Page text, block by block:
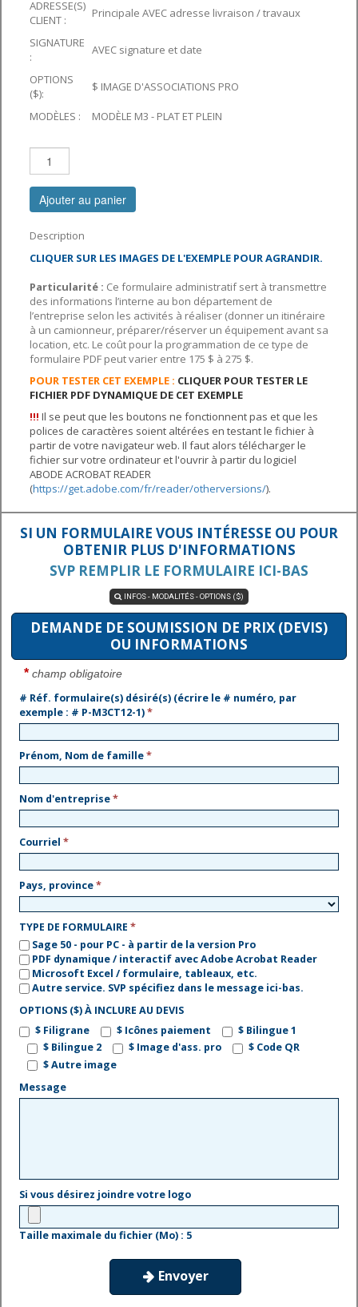
ADRESSE(S)
CLIENT :
Principale AVEC adresse livraison / travaux
SIGNATURE
:
AVEC signature et date
OPTIONS
($):
$ IMAGE D'ASSOCIATIONS PRO
MODÈLES : MODÈLE M3 - PLAT ET PLEIN
Ajouter au panier
Description
CLIQUER SUR LES IMAGES DE L'EXEMPLE POUR AGRANDIR.
Particularité : Ce formulaire administratif sert à transmettre
des informations l’interne au bon département de
l’entreprise selon les activités à réaliser (donner un itinéraire
à un camionneur, préparer/réserver un équipement avant sa
location, etc. Le coût pour la programmation de ce type de
formulaire PDF peut varier entre 175 $ à 275 $.
POUR TESTER CET EXEMPLE : CLIQUER POUR TESTER LE
FICHIER PDF DYNAMIQUE DE CET EXEMPLE
!!! Il se peut que les boutons ne fonctionnent pas et que les
polices de caractères soient altérées en testant le fichier à
partir de votre navigateur web. Il faut alors télécharger le
fichier sur votre ordinateur et l'ouvrir à partir du logiciel
ABODE ACROBAT READER
(https://get.adobe.com/fr/reader/otherversions/).
SI UN FORMULAIRE VOUS INTÉRESSE OU POUR
OBTENIR PLUS D'INFORMATIONS
SVP REMPLIR LE FORMULAIRE ICI-BAS
 INFOS - MODALITÉS - OPTIONS ($)
DEMANDE DE SOUMISSION DE PRIX (DEVIS)
OU INFORMATIONS
* champ obligatoire
# Réf. formulaire(s) désiré(s) (écrire le # numéro, par
exemple : # P-M3CT12-1)*
Prénom, Nom de famille*
Nom d'entreprise*
Courriel *
Pays, province*
TYPE DE FORMULAIRE *
Sage 50 - pour PC - à partir de la version Pro
PDF dynamique / interactif avec Adobe Acrobat Reader
Microsoft Excel / formulaire, tableaux, etc.
Autre service. SVP spécifiez dans le message ici-bas.
OPTIONS ($) À INCLURE AU DEVIS
$ Filigrane
$ Icônes paiement
$ Bilingue 1
$ Bilingue 2
$ Image d'ass. pro
$ Code QR
$ Autre image
Message
Si vous désirez joindre votre logo
Taille maximale du fichier (Mo) : 5
 Envoyer